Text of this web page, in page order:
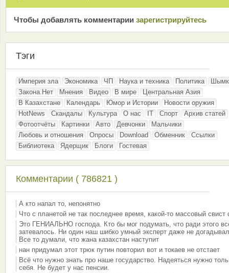
Чтобы добавлять комментарии зарeгиcтрирyйтeсь
Тэги
Империя зла Экономика ЧП Наука и техника Политика
Закона.Нет
Мнения Видео В мире
Центральная Азия
В Казахстане
Календарь Юмор и Истории
Новости оружия
HotNews
Скандалы Культура О нас IT Спорт
Архив статей
Фотоотчёты
Картинки Авто Девчонки
Мальчики
Любовь и отношения
Опросы Download Обменник
Ссылки
Библиотека
Ядерщик Блоги Гостевая
Комментарии ( 786821 )
А кто напал то, непонятно
Что с планетой не так последнее время, какой-то массовый свист
Это ГЕНИАЛЬНО господа. Кто бы мог подумать, что ради этого
затевалось. Ни один наш шибко умный эксперт даже не
Все то думали, что жана казахстан наступит
нан придумал этот трюк путин повторил вот и токаев не отстает
Всё что нужно знать про наше государство. Надеяться нужно
себя. Не будет у нас пенсии.